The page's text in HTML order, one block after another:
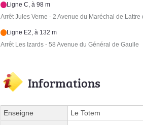
Ligne C, à 98 m
Arrêt Jules Verne - 2 Avenue du Maréchal de Lattre
Ligne E2, à 132 m
Arrêt Les Izards - 58 Avenue du Général de Gaulle
Informations
Enseigne
Le Totem